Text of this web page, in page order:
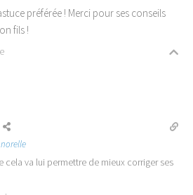
préférée ! Merci pour ses conseils
fils !
cela va lui permettre de mieux corriger ses